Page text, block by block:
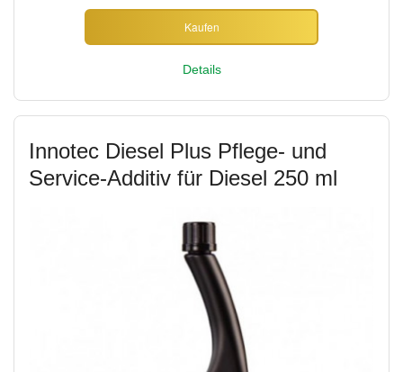
Kaufen
Details
Innotec Diesel Plus Pflege- und
Service-Additiv für Diesel 250 ml